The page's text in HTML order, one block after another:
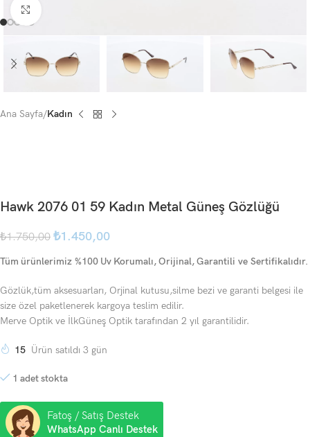
Ana Sayfa Kadın
Hawk 2076 01 59 Kadın Metal Güneş Gözlüğü
₺1.750,00 ₺1.450,00
Tüm ürünlerimiz %100 Uv Korumalı, Orijinal, Garantili ve Sertifikalıdır.
Gözlük,tüm aksesuarları, Orjinal kutusu,silme bezi ve garanti belgesi ile
size özel paketlenerek kargoya teslim edilir.
Merve Optik ve İlkGüneş Optik tarafından 2 yıl garantilidir.
15 Ürün satıldı 3 gün
1 adet stokta
Fatoş / Satış Destek
WhatsApp Canlı Destek